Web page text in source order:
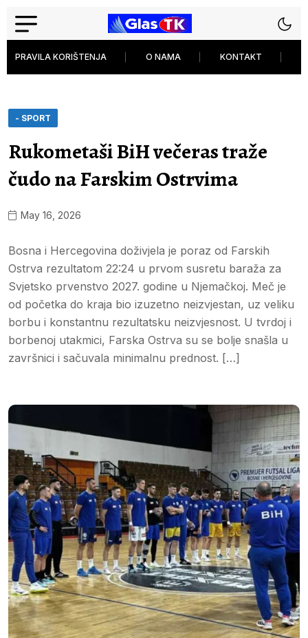
PRAVILA KORIŠTENJA O NAMA KONTAKT
- SPORT
Rukometaši BiH večeras traže
čudo na Farskim Ostrvima
May 16, 2026
Bosna i Hercegovina doživjela je poraz od Farskih
Ostrva rezultatom 22:24 u prvom susretu baraža za
Svjetsko prvenstvo 2027. godine u Njemačkoj. Meč je
od početka do kraja bio izuzetno neizvjestan, uz veliku
borbu i konstantnu rezultatsku neizvjesnost. U tvrdoj i
borbenoj utakmici, Farska Ostrva su se bolje snašla u
završnici i sačuvala minimalnu prednost. […]